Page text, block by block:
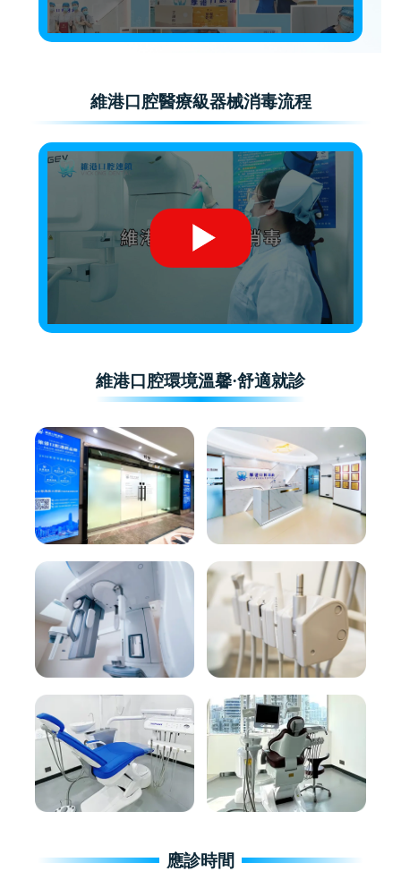
維港口腔醫療級器械消毒流程
維港口腔環境溫馨·舒適就診
應診時間